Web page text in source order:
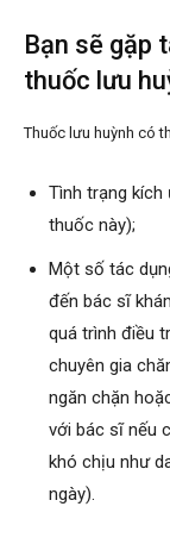
Bạn sẽ gặp
thuốc lưu
Thuốc lưu huỳnh có
Tình trạng kích
thuốc này);
Một số tác
đến bác sĩ
quá trình điều
chuyên gia
ngăn chặn
với bác sĩ nếu
khó chịu như
ngày).